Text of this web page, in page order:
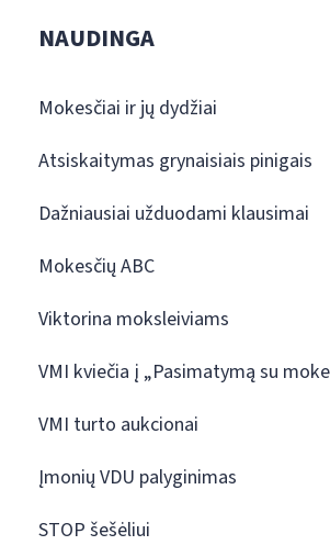
NAUDINGA
Mokesčiai ir jų dydžiai
Atsiskaitymas grynaisiais pinigais
Dažniausiai užduodami klausimai
Mokesčių ABC
Viktorina moksleiviams
VMI kviečia į „Pasimatymą su
VMI turto aukcionai
Įmonių VDU palyginimas
STOP šešėliui